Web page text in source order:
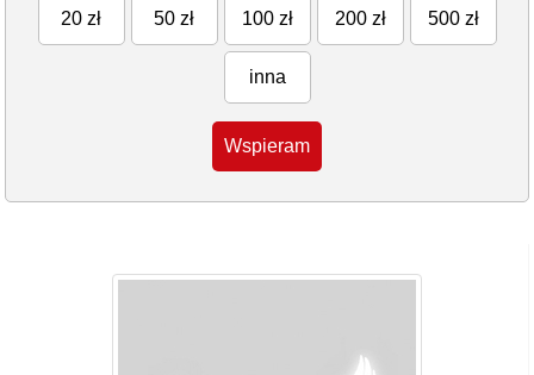
20 zł 50 zł 100 zł 200 zł 500 zł
inna
Wspieram